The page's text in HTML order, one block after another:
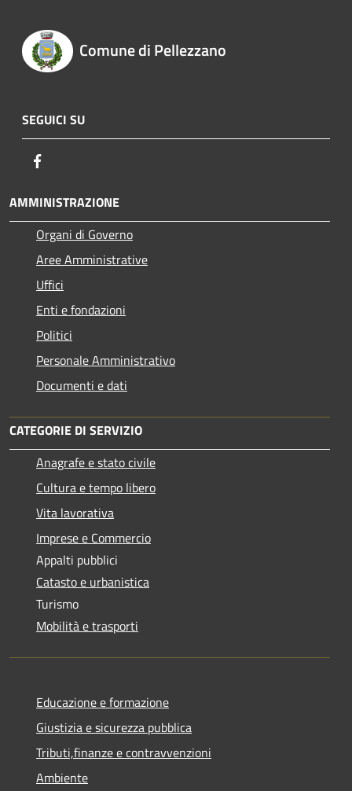
Comune di Pellezzano
SEGUICI SU
AMMINISTRAZIONE
Organi di Governo
Aree Amministrative
Uffici
Enti e fondazioni
Politici
Personale Amministrativo
Documenti e dati
CATEGORIE DI SERVIZIO
Anagrafe e stato civile
Cultura e tempo libero
Vita lavorativa
Imprese e Commercio
Appalti pubblici
Catasto e urbanistica
Turismo
Mobilità e trasporti
Educazione e formazione
Giustizia e sicurezza pubblica
Tributi,finanze e contravvenzioni
Ambiente